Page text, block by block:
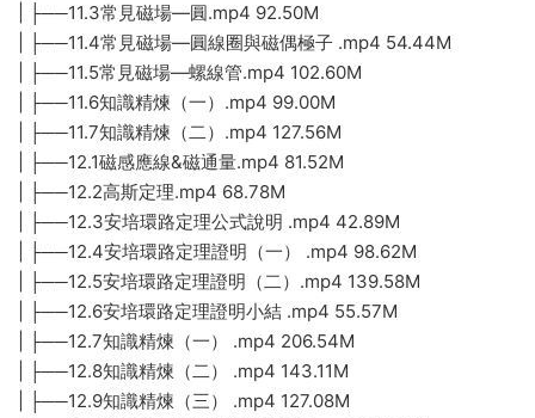
| ├──11.3常見磁場—圓.mp4 92.50M
| ├──11.4常見磁場—圓線圈與磁偶極子 .mp4 54.44M
| ├──11.5常見磁場—螺線管.mp4 102.60M
| ├──11.6知識精煉（一）.mp4 99.00M
| ├──11.7知識精煉（二）.mp4 127.56M
| ├──12.1磁感應線&磁通量.mp4 81.52M
| ├──12.2高斯定理.mp4 68.78M
| ├──12.3安培環路定理公式說明 .mp4 42.89M
| ├──12.4安培環路定理證明（一） .mp4 98.62M
| ├──12.5安培環路定理證明（二）.mp4 139.58M
| ├──12.6安培環路定理證明小結 .mp4 55.57M
| ├──12.7知識精煉（一） .mp4 206.54M
| ├──12.8知識精煉（二） .mp4 143.11M
| ├──12.9知識精煉（三） .mp4 127.08M